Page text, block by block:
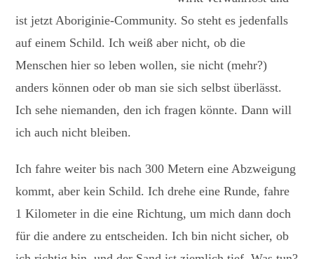
ist jetzt Aboriginie-Community. So steht es jedenfalls
auf einem Schild. Ich weiß aber nicht, ob die
Menschen hier so leben wollen, sie nicht (mehr?)
anders können oder ob man sie sich selbst überlässt.
Ich sehe niemanden, den ich fragen könnte. Dann will
ich auch nicht bleiben.
Ich fahre weiter bis nach 300 Metern eine Abzweigung
kommt, aber kein Schild. Ich drehe eine Runde, fahre
1 Kilometer in die eine Richtung, um mich dann doch
für die andere zu entscheiden. Ich bin nicht sicher, ob